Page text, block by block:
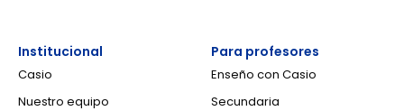
Institucional
Casio
Nuestro equipo
Para profesores
Enseño con Casio
Secundaria